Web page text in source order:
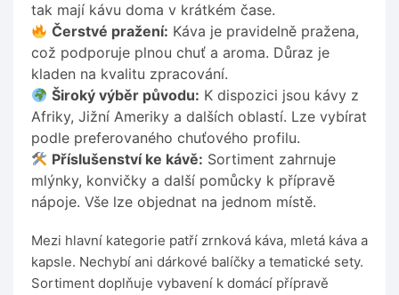
tak mají kávu doma v krátkém čase.
Čerstvé pražení: Káva je pravidelně pražena,
což podporuje plnou chuť a aroma. Důraz je
kladen na kvalitu zpracování.
Široký výběr původu: K dispozici jsou kávy z
Afriky, Jižní Ameriky a dalších oblastí. Lze vybírat
podle preferovaného chuťového profilu.
Příslušenství ke kávě: Sortiment zahrnuje
mlýnky, konvičky a další pomůcky k přípravě
nápoje. Vše lze objednat na jednom místě.
Mezi hlavní kategorie patří zrnková káva, mletá káva a
kapsle. Nechybí ani dárkové balíčky a tematické sety.
Sortiment doplňuje vybavení k domácí přípravě